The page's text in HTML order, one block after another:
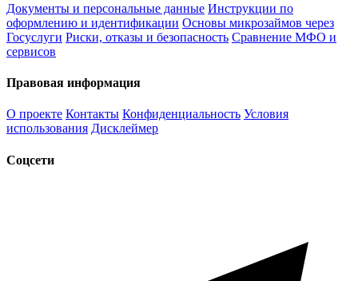
Документы и персональные данные Инструкции по
оформлению и идентификации Основы микрозаймов через
Госуслуги Риски, отказы и безопасность Сравнение МФО и
сервисов
Правовая информация
О проекте Контакты Конфиденциальность Условия
использования Дисклеймер
Соцсети